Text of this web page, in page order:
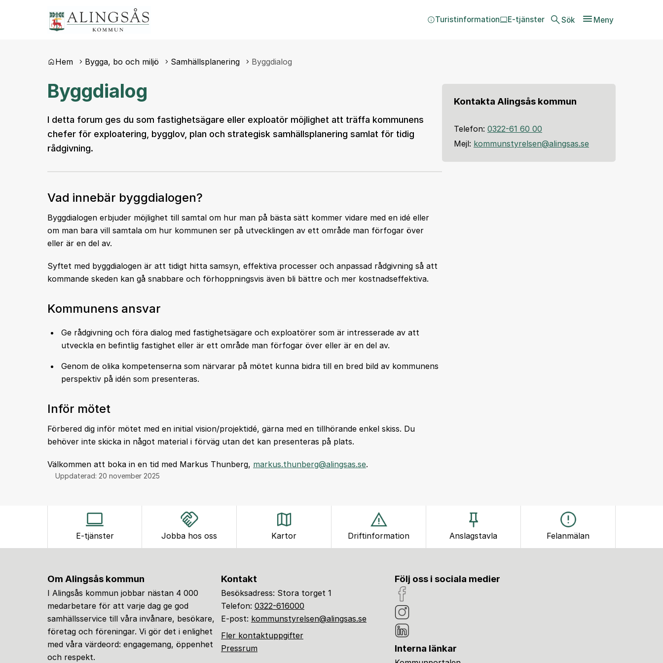
Sök Meny
Turistinformation E-tjänster
Du är här:
Hem Bygga, bo och miljö Samhällsplanering Byggdialog
Byggdialog
I detta forum ges du som fastighetsägare eller exploatör möjlighet att träffa kommunens
chefer för exploatering, bygglov, plan och strategisk samhällsplanering samlat för tidig
rådgivning.
Vad innebär byggdialogen?
Byggdialogen erbjuder möjlighet till samtal om hur man på bästa sätt kommer vidare med en idé eller
om man bara vill samtala om hur kommunen ser på utvecklingen av ett område man förfogar över
eller är en del av.
Syftet med byggdialogen är att tidigt hitta samsyn, effektiva processer och anpassad rådgivning så att
kommande skeden kan gå snabbare och förhoppningsvis även bli bättre och mer kostnadseffektiva.
Kommunens ansvar
Ge rådgivning och föra dialog med fastighetsägare och exploatörer som är intresserade av att
utveckla en befintlig fastighet eller är ett område man förfogar över eller är en del av.
Genom de olika kompetenserna som närvarar på mötet kunna bidra till en bred bild av kommunens
perspektiv på idén som presenteras.
Inför mötet
Förbered dig inför mötet med en initial vision/projektidé, gärna med en tillhörande enkel skiss. Du
behöver inte skicka in något material i förväg utan det kan presenteras på plats.
Välkommen att boka in en tid med Markus Thunberg, markus.thunberg@alingsas.se.
Uppdaterad: 20 november 2025
Kontakta Alingsås kommun
Telefon:0322-61 60 00
Mejl: kommunstyrelsen@alingsas.se
E-tjänster Jobba hos oss Kartor Driftinformation Anslagstavla Felanmälan
Om Alingsås kommun
I Alingsås kommun jobbar nästan 4 000
medarbetare för att varje dag ge god
samhällsservice till våra invånare, besökare,
företag och föreningar. Vi gör det i enlighet
med våra värdeord: engagemang, öppenhet
och respekt.
Kontakt
Besöksadress: Stora torget 1
Telefon: 0322-616000
E-post: kommunstyrelsen@alingsas.se
Fler kontaktuppgifter
Pressrum
Följ oss i sociala medier
Interna länkar